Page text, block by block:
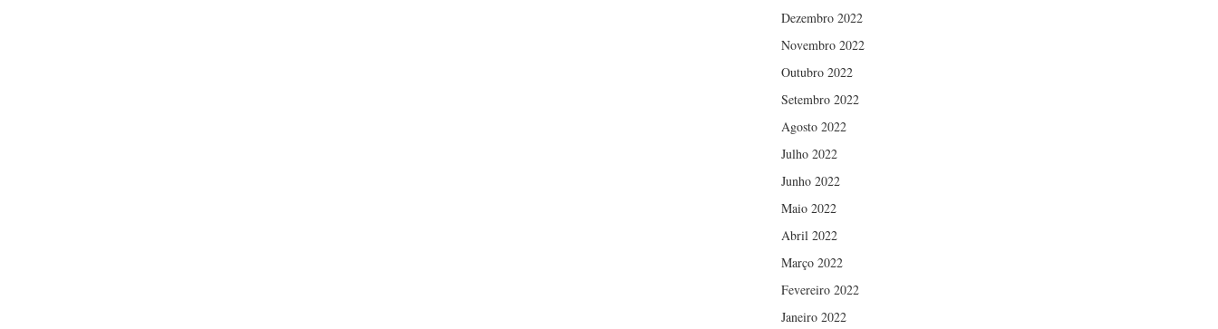
Dezembro 2022
Novembro 2022
Outubro 2022
Setembro 2022
Agosto 2022
Julho 2022
Junho 2022
Maio 2022
Abril 2022
Março 2022
Fevereiro 2022
Janeiro 2022